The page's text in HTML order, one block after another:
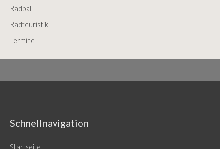
o
r
Radball
Radtouristik
Termine
Schnellnavigation
Startseite